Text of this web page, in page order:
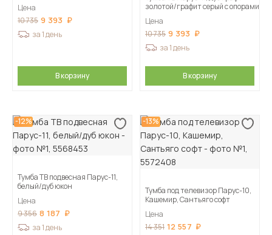
Цена
10 735 9 393
за 1 день
В корзину
золотой/графит серый с опорами
Цена
10 735 9 393
за 1 день
В корзину
-12%
Тумба ТВ подвесная Парус-11,
белый/дуб юкон
Цена
9 356 8 187
за 1 день
-13%
Тумба под телевизор Парус-10,
Кашемир, Сантьяго софт
Цена
14 351 12 557